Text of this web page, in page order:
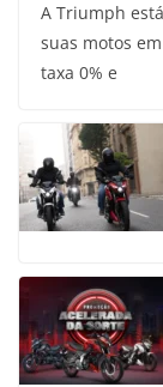
A Triumph
suas motos
taxa 0% e